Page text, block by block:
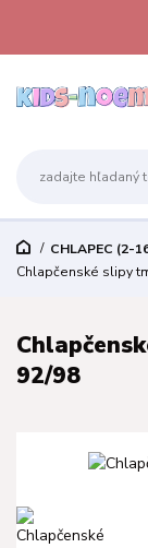
CHLAPEC (2-
Chlapčenské slipy
92/98